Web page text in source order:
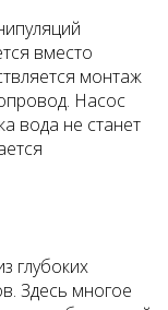
вместо
монтаж
Насос
вода не станет
глубоких
Здесь многое